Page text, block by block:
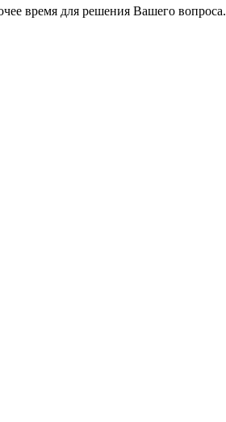
время для решения Вашего вопроса.